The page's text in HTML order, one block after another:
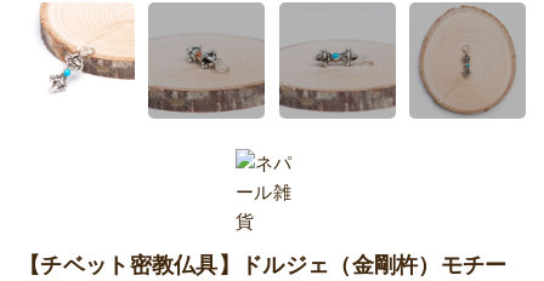
【チベット密教仏具】ドルジェ（金剛杵）モチー